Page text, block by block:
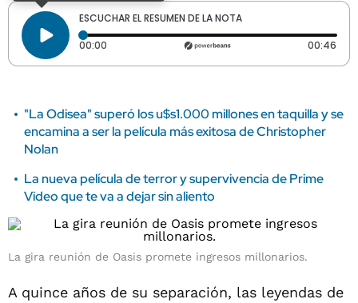
ESCUCHAR EL RESUMEN DE LA NOTA
00:00 Tiempo transcurrido: 0 segundos 00:46
"La Odisea" superó los u$s1.000 millones en taquilla y se
encamina a ser la película más exitosa de Christopher
Nolan
La nueva película de terror y supervivencia de Prime
Video que te va a dejar sin aliento
La gira reunión de Oasis promete ingresos millonarios.
A quince años de su separación, las leyendas de